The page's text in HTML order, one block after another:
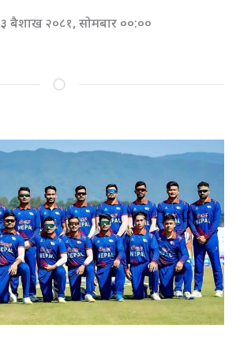
३ बैशाख २०८१, सोमबार ००:००